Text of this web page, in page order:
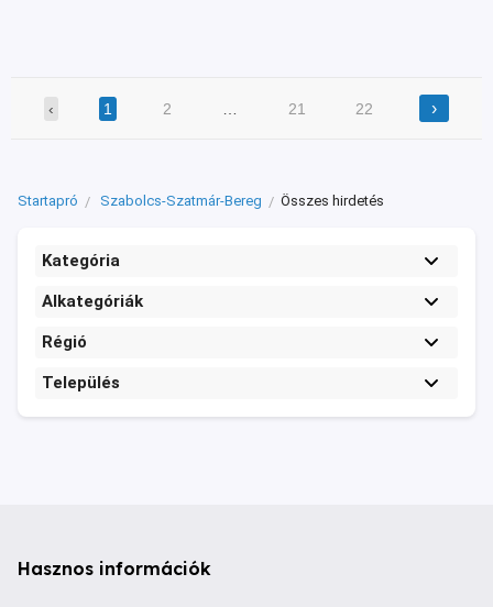
‹ 1 2 21 22 ›
Startapró Szabolcs-Szatmár-Bereg Összes hirdetés
Kategória
Alkategóriák
Régió
Település
Hasznos információk